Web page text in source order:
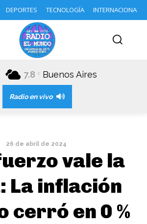
DEPORTES TECNOLOGÍA INTERNACIONAL
7.8 C Buenos Aires
Radio en vivo
26 de abril de 2024
vale la
La inflación
cerró en 0 %